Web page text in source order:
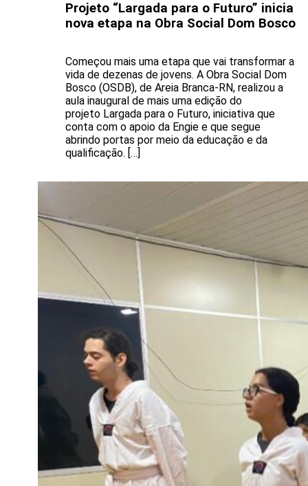
Projeto “Largada para o Futuro” inicia
nova etapa na Obra Social Dom Bosco
Começou mais uma etapa que vai transformar a
vida de dezenas de jovens. A Obra Social Dom
Bosco (OSDB), de Areia Branca-RN, realizou a
aula inaugural de mais uma edição do
projeto Largada para o Futuro, iniciativa que
conta com o apoio da Engie e que segue
abrindo portas por meio da educação e da
qualificação. […]